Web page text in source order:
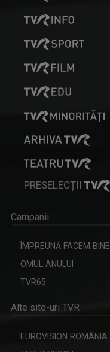
PRESELECȚII
Campanii
ÎMPREUNĂ FACEM BINE
OMUL ANULUI
TVR65
Alte site-uri TVR
EUROVISION ROMÂNIA